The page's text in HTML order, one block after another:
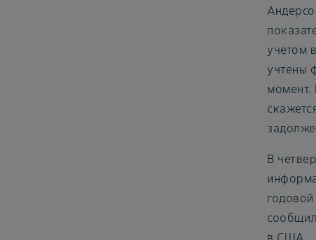
учетом
учтены
момент.
В
в США.